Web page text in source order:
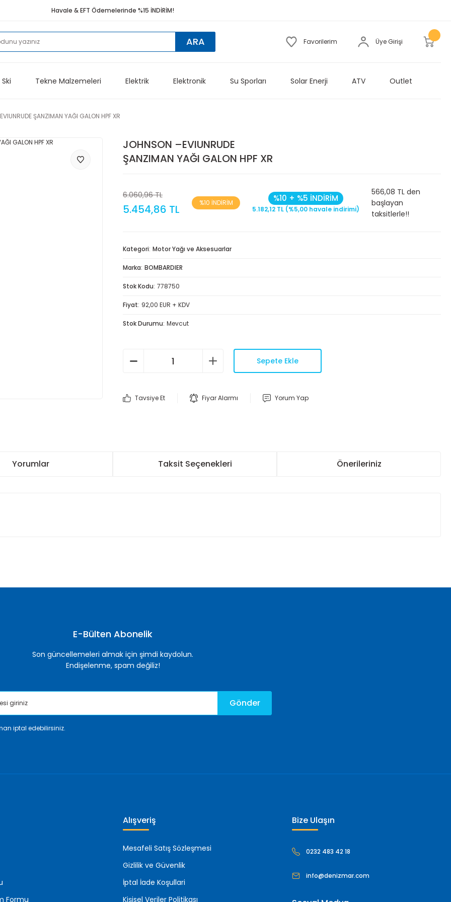
Havale & EFT Ödemelerinde %15 İNDİRİM!
ARA Favorilerim Üye Girişi
Tekne Malzemeleri Elektrik Elektronik Su Sporları Solar Enerji ATV Outlet
ŞANZIMAN YAĞI GALON HPF XR
JOHNSON –EVIUNRUDE
ŞANZIMAN YAĞI GALON HPF XR
6.060,96 TL
5.454,86 TL %10 İNDİRİM %10 + %5 İNDİRİM
5.182,12 TL (%5,00 havale indirimi)
566,08 TL den
başlayan
taksitlerle!!
Kategori Motor Yağı ve Aksesuarlar
Marka BOMBARDIER
Stok Kodu 778750
Fiyat 92,00 EUR + KDV
Stok Durumu Mevcut
Sepete Ekle
Tavsiye Et Fiyar Alarmı Yorum Yap
Yorumlar Taksit Seçenekleri Önerileriniz
E-Bülten Abonelik
Son güncellemeleri almak için şimdi kaydolun.
Endişelenme, spam değiliz!
Gönder
iptal edebilirsiniz.
Formu
Alışveriş
Mesafeli Satış Sözleşmesi
Gizlilik ve Güvenlik
İptal İade Koşullari
Kişisel Veriler Politikası
Bize Ulaşın
0232 483 42 18
info@denizmar.com